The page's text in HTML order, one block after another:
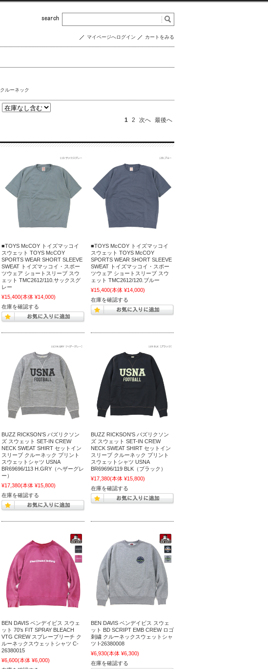
マイページへログイン カートをみる
クルーネック
1 2 次へ 最後へ
■TOYS McCOY トイズマッコイ
スウェット TOYS McCOY
SPORTS WEAR SHORT SLEEVE
SWEAT トイズマッコイ・スポー
ツウェア ショートスリーブ スウ
ェット TMC2612/110.サックスグ
レー
¥15,400(本体 ¥14,000)
在庫を確認する
■TOYS McCOY トイズマッコイ
スウェット TOYS McCOY
SPORTS WEAR SHORT SLEEVE
SWEAT トイズマッコイ・スポー
ツウェア ショートスリーブ スウ
ェット TMC2612/120.ブルー
¥15,400(本体 ¥14,000)
在庫を確認する
BUZZ RICKSON'S バズリクソン
ズ スウェット SET-IN CREW
NECK SWEAT SHIRT セットイン
スリーブ クルーネック プリント
スウェットシャツ USNA
BR69696/113 H.GRY（ヘザーグレ
ー）
¥17,380(本体 ¥15,800)
在庫を確認する
BUZZ RICKSON'S バズリクソン
ズ スウェット SET-IN CREW
NECK SWEAT SHIRT セットイン
スリーブ クルーネック プリント
スウェットシャツ USNA
BR69696/119 BLK（ブラック）
¥17,380(本体 ¥15,800)
在庫を確認する
BEN DAVIS ベンデイビス スウェ
ット 70's FIT SPRAY BLEACH
VTG CREW スプレーブリーチ ク
ルーネックスウェットシャツ C-
26380015
¥6,600(本体 ¥6,000)
BEN DAVIS ベンデイビス スウェ
ット BD SCRIPT EMB CREW ロゴ
刺繍 クルーネックスウェットシャ
ツ I-26380008
¥6,930(本体 ¥6,300)
在庫を確認する